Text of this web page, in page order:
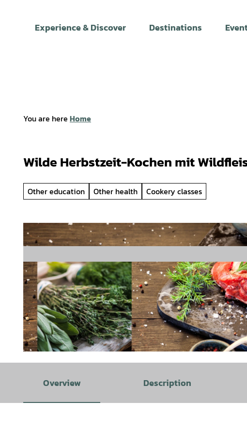
Experience & Discover Destinations
You are here Home
Wilde Herbstzeit-Kochen mit
Other education Other health Cookery classes
Overview Description